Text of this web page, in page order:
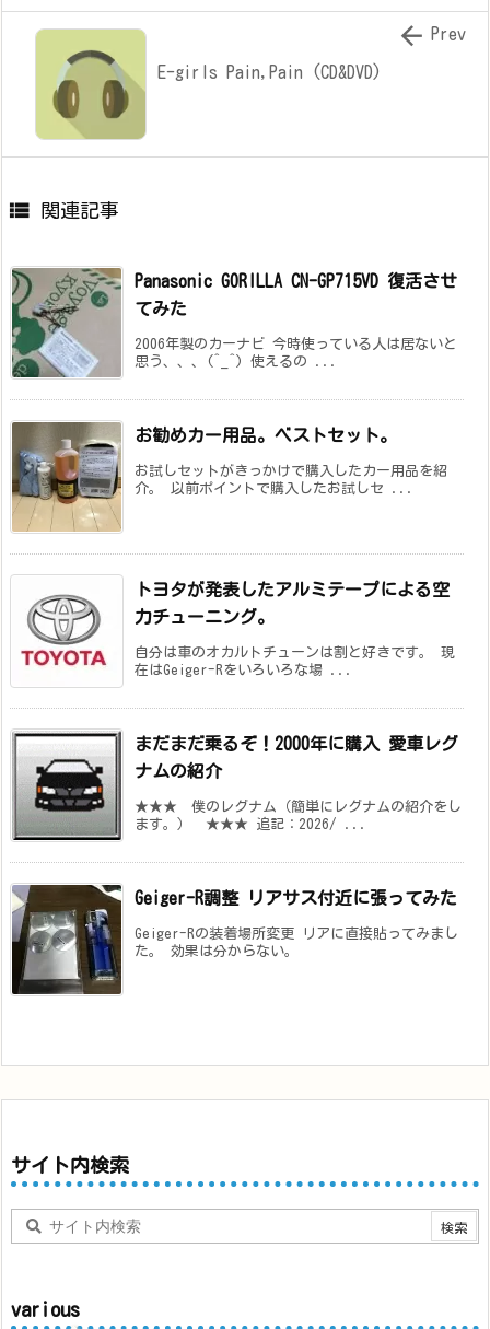
E-girls Pain,Pain (CD&DVD)
 Prev
 関連記事
Panasonic GORILLA CN-GP715VD 復活させ
てみた
2006年製のカーナビ 今時使っている人は居ないと
思う、、、(^_^) 使えるの ...
お勧めカー用品。ベストセット。
お試しセットがきっかけで購入したカー用品を紹
介。 以前ポイントで購入したお試しセ ...
トヨタが発表したアルミテープによる空
力チューニング。
自分は車のオカルトチューンは割と好きです。 現
在はGeiger-Rをいろいろな場 ...
まだまだ乗るぞ！2000年に購入 愛車レグ
ナムの紹介
★★★ 僕のレグナム（簡単にレグナムの紹介をし
ます。） ★★★ 追記：2026/ ...
Geiger-R調整 リアサス付近に張ってみた
Geiger-Rの装着場所変更 リアに直接貼ってみまし
た。 効果は分からない。
サイト内検索
various